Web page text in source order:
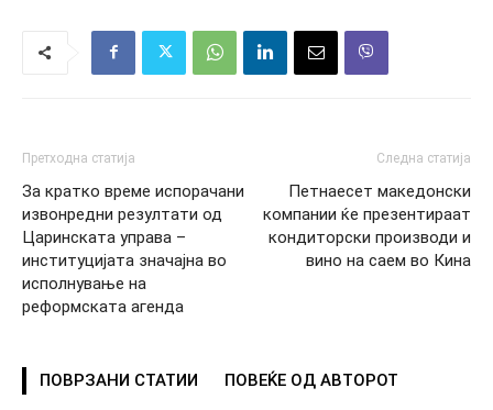
Претходна статија
За кратко време испорачани
извонредни резултати од
Царинската управа –
институцијата значајна во
исполнување на
реформската агенда
Следна статија
Петнаесет македонски
компании ќе презентираат
кондиторски производи и
вино на саем во Кина
ПОВРЗАНИ СТАТИИ ПОВЕЌЕ ОД АВТОРОТ